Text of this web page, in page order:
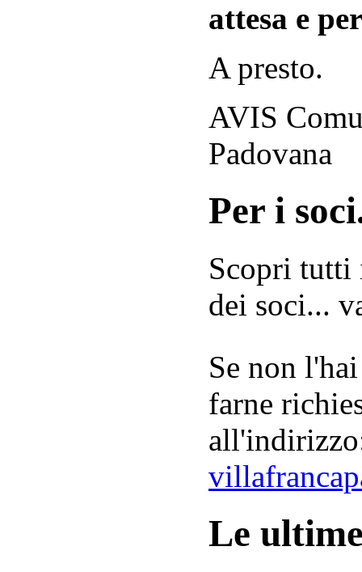
attesa e
A presto.
AVIS
Padovana
Per i
Scopri tutti
dei soci...
Se non
farne
Le